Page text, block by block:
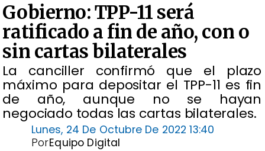
Gobierno: TPP-11 será
ratificado a fin de año, con o
sin cartas bilaterales
La canciller confirmó que el plazo
máximo para depositar el TPP-11 es fin
de año, aunque no se hayan
negociado todas las cartas bilaterales.
Lunes, 24 De Octubre De 2022 13:40
Equipo Digital
Por